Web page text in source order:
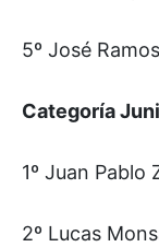
5º José
Categoría
1º Juan Pablo
2º Lucas